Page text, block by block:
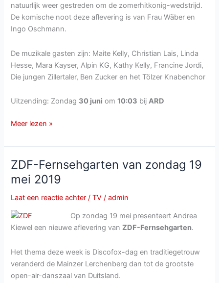
natuurlijk weer gestreden om de zomerhitkonig-wedstrijd.
De komische noot deze aflevering is van Frau Wäber en
Ingo Oschmann.
De muzikale gasten zijn: Maite Kelly, Christian Lais, Linda
Hesse, Mara Kayser, Alpin KG, Kathy Kelly, Francine Jordi,
Die jungen Zillertaler, Ben Zucker en het Tölzer Knabenchor
Uitzending: Zondag 30 juni om10:03 bijARD
Immer
Sonntags
van
zondag
30
juni
Meer lezen »
ZDF-Fernsehgarten van zondag 19
mei 2019
Laat een reactie achter /TV /admin
Op zondag 19 mei presenteert Andrea
Kiewel een nieuwe aflevering vanZDF-Fernsehgarten.
Het thema deze week is Discofox-dag en traditiegetrouw
veranderd de Mainzer Lerchenberg dan tot de grootste
open-air-danszaal van Duitsland.